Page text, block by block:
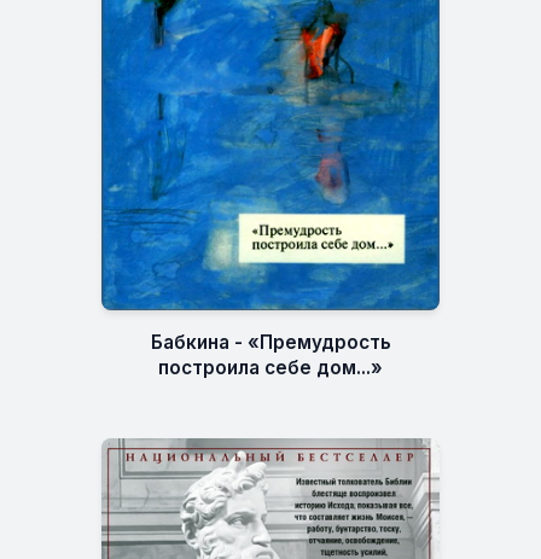
Бабкина - «Премудрость
построила себе дом...»